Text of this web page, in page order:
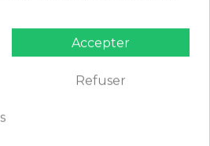
Accepter
Refuser